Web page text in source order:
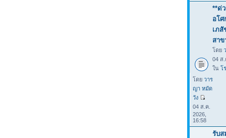
**ด่
อโ
เภสั
สาข
โดย
04 ส.
ใน โ
โดย วาร
ญา หมัด
วัง
04 ส.ค.
2026,
16:58
รับส